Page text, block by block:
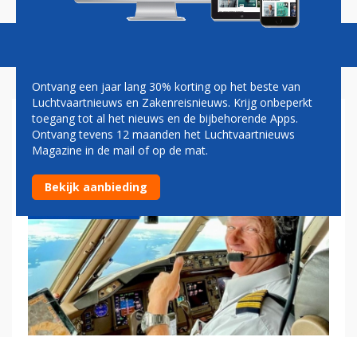
POLITIEKE NOODLANDING
Ontvang een jaar lang 30% korting op het beste van
Luchtvaartnieuws en Zakenreisnieuws. Krijg onbeperkt
toegang tot al het nieuws en de bijbehorende Apps.
Ontvang tevens 12 maanden het Luchtvaartnieuws
Magazine in de mail of op de mat.
Bekijk aanbieding